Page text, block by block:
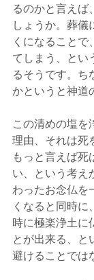
るのかと言えば
しょうか。葬儀
くになることで
てしまう、とい
るそうです。ち
かというと神道
この清めの塩を
理由、それは死
もっと言えば死
い、という考え
わったお念仏を
くなると同時
時に極楽浄土に
とが出来る、と
避けることでは